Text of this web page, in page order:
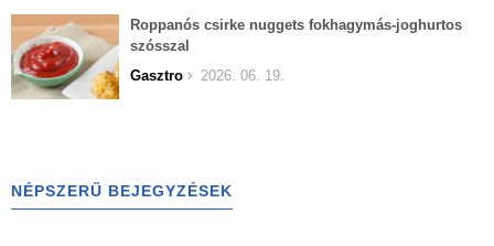
Roppanós csirke nuggets fokhagymás-joghurtos
szósszal
Gasztro
2026. 06. 19.
NÉPSZERŰ BEJEGYZÉSEK